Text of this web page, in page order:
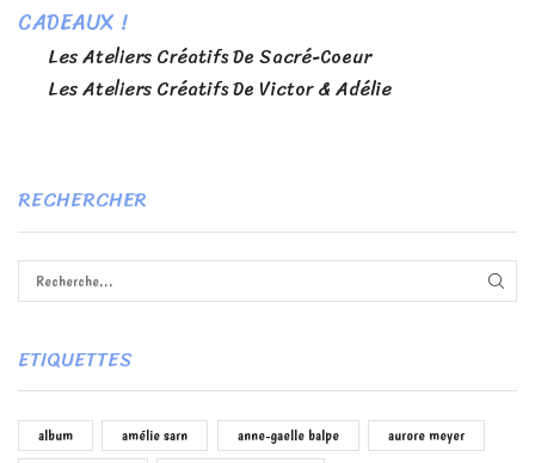
CADEAUX !
Les Ateliers Créatifs De Sacré-Coeur
Les Ateliers Créatifs De Victor & Adélie
RECHERCHER
ETIQUETTES
album amélie sarn anne-gaelle balpe aurore meyer